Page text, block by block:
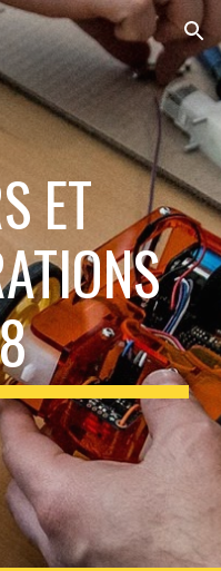
Skip to navigation
ET